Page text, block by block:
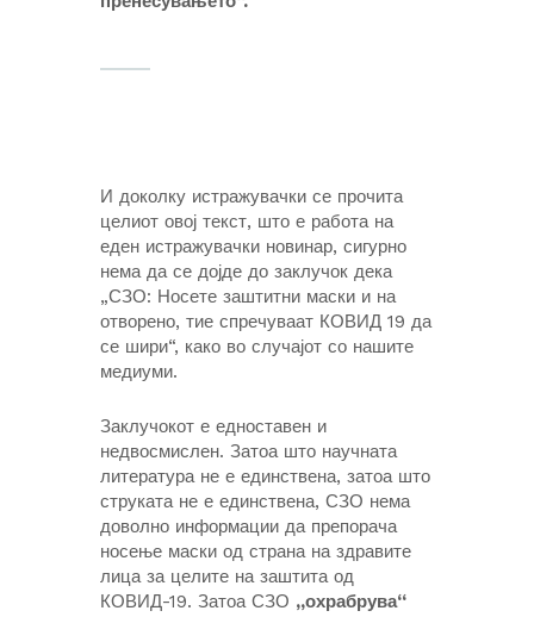
И доколку истражувачки се прочита
целиот овој текст, што е работа на
еден истражувачки новинар, сигурно
нема да се дојде до заклучок дека
„СЗО: Носете заштитни маски и на
отворено, тие спречуваат КОВИД 19 да
се шири“, како во случајот со нашите
медиуми.
Заклучокот е едноставен и
недвосмислен. Затоа што научната
литература не е единствена, затоа што
струката не е единствена, СЗО нема
доволно информации да препорача
носење маски од страна на здравите
лица за целите на заштита од
КОВИД-19. Затоа СЗО „охрабрува“